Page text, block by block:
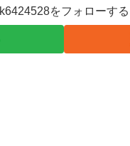
k6424528をフォローする